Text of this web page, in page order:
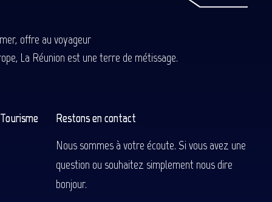
offre au voyageur
La Réunion est une terre de métissage.
Restons en contact
Nous sommes à votre écoute. Si vous avez une
question ou souhaitez simplement nous dire
bonjour.